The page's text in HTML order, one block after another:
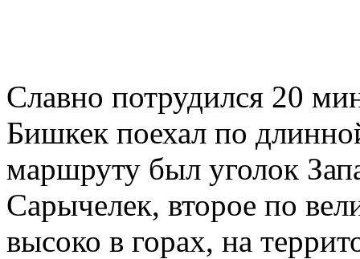
Славно потрудился 20
Бишкек поехал по
маршруту был уголок
Сарычелек, второе по
высоко в горах, на